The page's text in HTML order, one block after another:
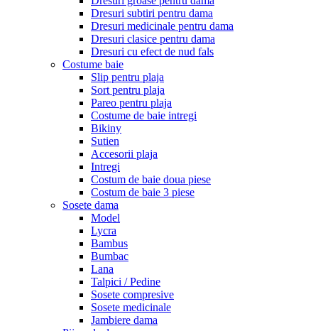
Dresuri subtiri pentru dama
Dresuri medicinale pentru dama
Dresuri clasice pentru dama
Dresuri cu efect de nud fals
Costume baie
Slip pentru plaja
Sort pentru plaja
Pareo pentru plaja
Costume de baie intregi
Bikiny
Sutien
Accesorii plaja
Intregi
Costum de baie doua piese
Costum de baie 3 piese
Sosete dama
Model
Lycra
Bambus
Bumbac
Lana
Talpici / Pedine
Sosete compresive
Sosete medicinale
Jambiere dama